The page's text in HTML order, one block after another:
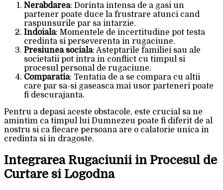
Nerabdarea: Dorinta intensa de a gasi un
partener poate duce la frustrare atunci cand
raspunsurile par sa intarzie.
Indoiala: Momentele de incertitudine pot testa
credinta si perseverenta in rugaciune.
Presiunea sociala: Asteptarile familiei sau ale
societatii pot intra in conflict cu timpul si
procesul personal de rugaciune.
Comparatia: Tentatia de a se compara cu altii
care par sa-si gaseasca mai usor parteneri poate
fi descurajanta.
Pentru a depasi aceste obstacole, este crucial sa ne
amintim ca timpul lui Dumnezeu poate fi diferit de al
nostru si ca fiecare persoana are o calatorie unica in
credinta si in dragoste.
Integrarea Rugaciunii in Procesul de
Curtare si Logodna